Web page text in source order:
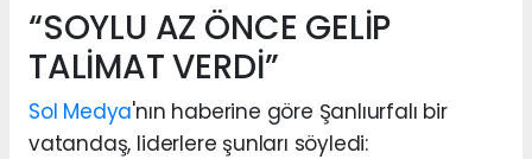
“SOYLU AZ ÖNCE GELİP
TALİMAT VERDİ”
Sol Medya'nın haberine göre Şanlıurfalı bir
vatandaş, liderlere şunları söyledi: